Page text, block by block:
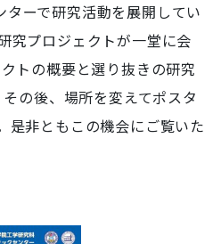
ーで研究活動を展開してい
究プロジェクトが一堂に会
トの概要と選り抜きの研究
の後、場所を変えてポスタ
是非ともこの機会にご覧いた